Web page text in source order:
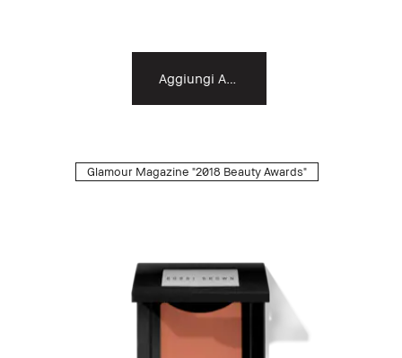
Glamour Magazine "2018 Beauty Awards"